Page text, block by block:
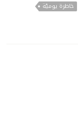
خاطرة يوميّة